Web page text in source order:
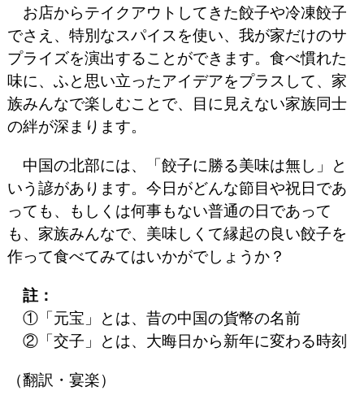
お店からテイクアウトしてきた餃子や冷凍餃子
でさえ、特別なスパイスを使い、我が家だけのサ
プライズを演出することができます。食べ慣れた
味に、ふと思い立ったアイデアをプラスして、家
族みんなで楽しむことで、目に見えない家族同士
の絆が深まります。
中国の北部には、「餃子に勝る美味は無し」と
いう諺があります。今日がどんな節目や祝日であ
っても、もしくは何事もない普通の日であって
も、家族みんなで、美味しくて縁起の良い餃子を
作って食べてみてはいかがでしょうか？
註：
①「元宝」とは、昔の中国の貨幣の名前
②「交子」とは、大晦日から新年に変わる時刻
（翻訳・宴楽）